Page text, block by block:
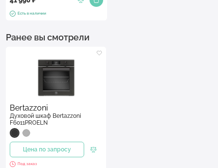
Есть в наличии
Ранее вы смотрели
Bertazzoni
Духовой шкаф Bertazzoni
F6011PROELN
Цена по запросу
Под заказ